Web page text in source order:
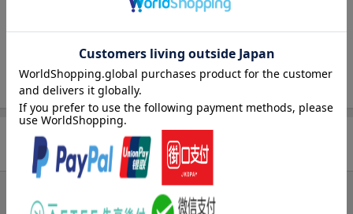
12349
4912123490766
バックナンバー この雑誌の他の号を見る
商品レビュー
まだレビューがありません。